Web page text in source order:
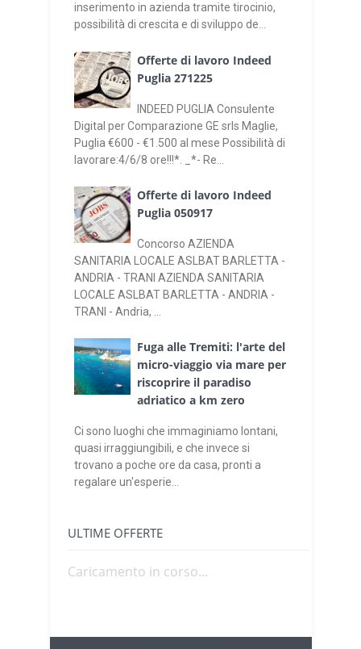
inserimento in azienda tramite tirocinio,
possibilità di crescita e di sviluppo de...
Offerte di lavoro Indeed
Puglia 271225
INDEED PUGLIA Consulente
Digital per Comparazione GE srls Maglie,
Puglia €600 - €1.500 al mese Possibilità di
lavorare:4/6/8 ore!!!*. _*- Re...
Offerte di lavoro Indeed
Puglia 050917
Concorso AZIENDA
SANITARIA LOCALE ASLBAT BARLETTA -
ANDRIA - TRANI AZIENDA SANITARIA
LOCALE ASLBAT BARLETTA - ANDRIA -
TRANI - Andria, ...
Fuga alle Tremiti: l'arte del
micro-viaggio via mare per
riscoprire il paradiso
adriatico a km zero
Ci sono luoghi che immaginiamo lontani,
quasi irraggiungibili, e che invece si
trovano a poche ore da casa, pronti a
regalare un'esperie...
ULTIME OFFERTE
Caricamento in corso...